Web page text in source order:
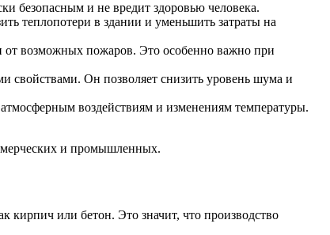
безопасным и не вредит здоровью человека.
теплопотери в здании и уменьшить затраты на
от возможных пожаров. Это особенно важно при
свойствами. Он позволяет снизить уровень шума и
воздействиям и изменениям температуры.
и промышленных.
кирпич или бетон. Это значит, что производство